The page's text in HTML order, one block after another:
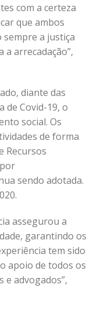
com a certeza
que ambos
a justiça
arrecadação”,
diante das
de Covid-19, o
social. Os
de forma
Recursos
sendo adotada.
assegurou a
garantindo os
tem sido
apoio de todos os
advogados”,